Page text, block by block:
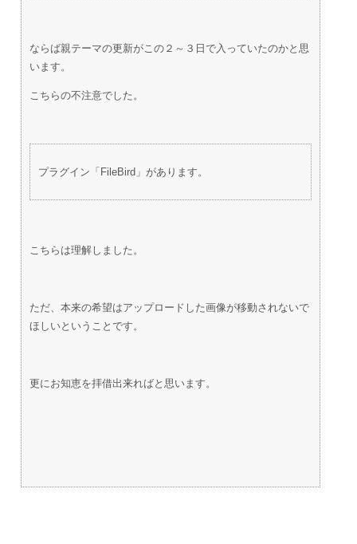
ならば親テーマの更新がこの２～３日で入っていたのかと思
います。
こちらの不注意でした。
プラグイン「FileBird」があります。
こちらは理解しました。
ただ、本来の希望はアップロードした画像が移動されないで
ほしいということです。
更にお知恵を拝借出来ればと思います。